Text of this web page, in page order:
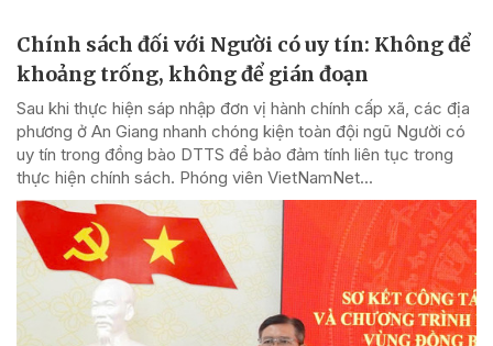
Chính sách đối với Người có uy tín: Không để
khoảng trống, không để gián đoạn
Sau khi thực hiện sáp nhập đơn vị hành chính cấp xã, các địa
phương ở An Giang nhanh chóng kiện toàn đội ngũ Người có
uy tín trong đồng bào DTTS để bảo đảm tính liên tục trong
thực hiện chính sách. Phóng viên VietNamNet...